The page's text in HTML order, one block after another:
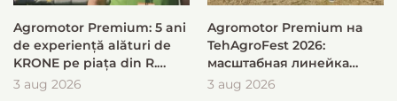
Agromotor Premium: 5 ani
de experiență alături de
KRONE pe piața din R.
Moldova
3 aug 2026
Agromotor Premium на
TehAgroFest 2026:
масштабная линейка
KRONE для быстрой и
3 aug 2026